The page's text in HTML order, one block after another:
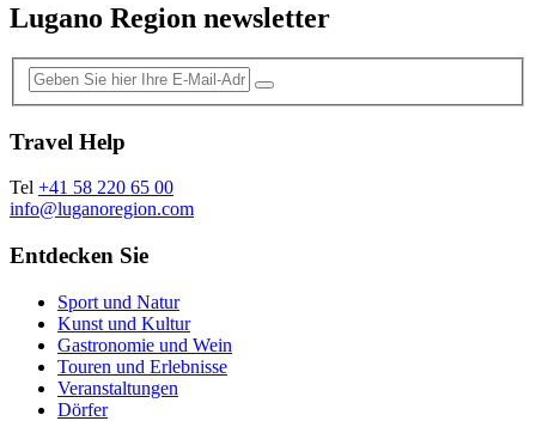
Lugano Region newsletter
Travel Help
Tel +41 58 220 65 00
info@luganoregion.com
Entdecken Sie
Sport und Natur
Kunst und Kultur
Gastronomie und Wein
Touren und Erlebnisse
Veranstaltungen
Dörfer